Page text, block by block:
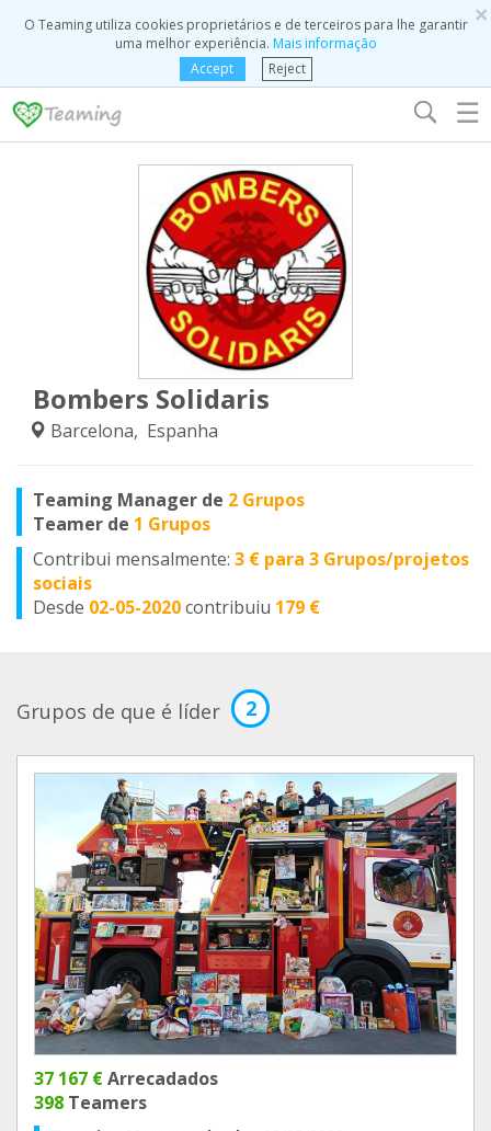
×
O Teaming utiliza cookies proprietários e de terceiros para lhe garantir
uma melhor experiência. Mais informação
Accept
Reject
☰
Bombers Solidaris
Barcelona, Espanha
Teaming Manager de 2 Grupos
Teamer de 1 Grupos
Contribui mensalmente: 3 € para 3 Grupos/projetos
sociais
Desde 02-05-2020contribuiu 179 €
Grupos de que é líder 2
37 167 €Arrecadados
398 Teamers